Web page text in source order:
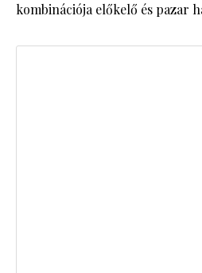
kombinációja előkelő és pazar